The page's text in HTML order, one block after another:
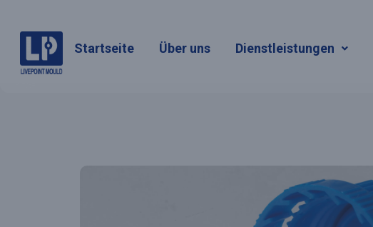
Startseite Über uns Dienstleistungen